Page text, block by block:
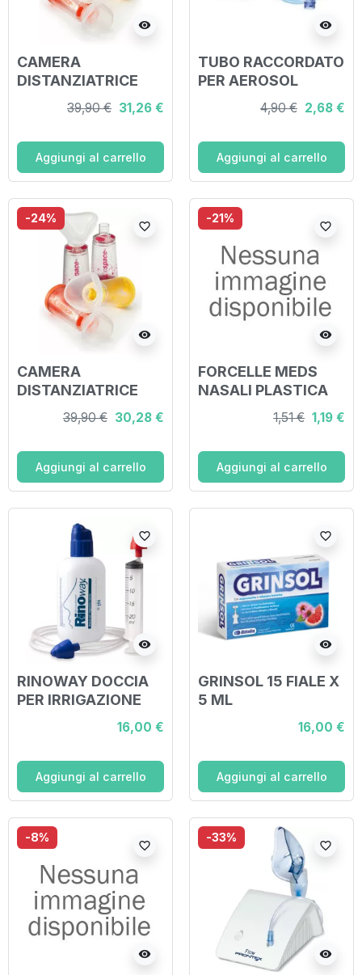
visibility
CAMERA
DISTANZIATRICE
PER EROGATORI
SPRAY PREDOSATI
PER NEONATI
SPAZIO MORTO
MASCHERA
VALVOLA
INSPIRAZIO
39,90 € 31,26 €
Aggiungi al carrello
visibility
TUBO RACCORDATO
PER AEROSOL
PRONTEX 6 PEZZI
4,90 € 2,68 €
Aggiungi al carrello
-24%
visibility
favorite_border
CAMERA
DISTANZIATRICE
PER EROGATORI
SPRAY PREDOSATI
PER ADULTI SPAZIO
MORTO 88ML CON
VALVOLA
INSPIRAZION
39,90 € 30,28 €
Aggiungi al carrello
-21%
visibility
favorite_border
FORCELLE MEDS
NASALI PLASTICA
1,51 € 1,19 €
Aggiungi al carrello
visibility
favorite_border
RINOWAY DOCCIA
PER IRRIGAZIONE
16,00 €
Aggiungi al carrello
visibility
favorite_border
GRINSOL 15 FIALE X
5 ML
16,00 €
Aggiungi al carrello
-8%
visibility
favorite_border
-33%
visibility
favorite_border